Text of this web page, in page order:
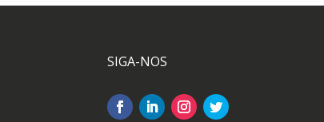
SIGA-NOS